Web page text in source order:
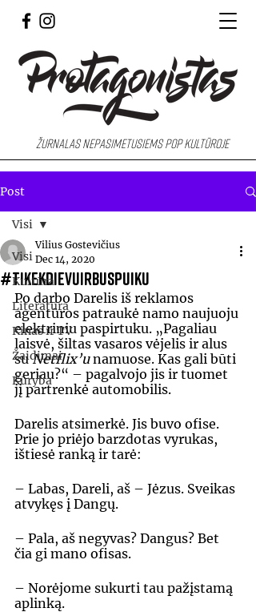
Žurnalas nepasimetusiems pop kultūroje
Post
Visi
Kultūra
Literatūra
Kinas ir TV
Žaidimai
Kūryba
Visi
#TikekDievuIrBusPuiku
Vilius Gostevičius
Dec 14, 2020
Po darbo Darelis iš reklamos
agentūros patraukė namo naujuoju
elektriniu paspirtuku. „Pagaliau
laisvė, šiltas vasaros vėjelis ir alus
su Netflix’u namuose. Kas gali būti
geriau?“ – pagalvojo jis ir tuomet
jį partrenkė automobilis.
Darelis atsimerkė. Jis buvo ofise.
Prie jo priėjo barzdotas vyrukas,
ištiesė ranką ir tarė:
– Labas, Dareli, aš – Jėzus. Sveikas
atvykęs į Dangų.
– Pala, aš negyvas? Dangus? Bet
čia gi mano ofisas.
– Norėjome sukurti tau pažįstamą
aplinką.